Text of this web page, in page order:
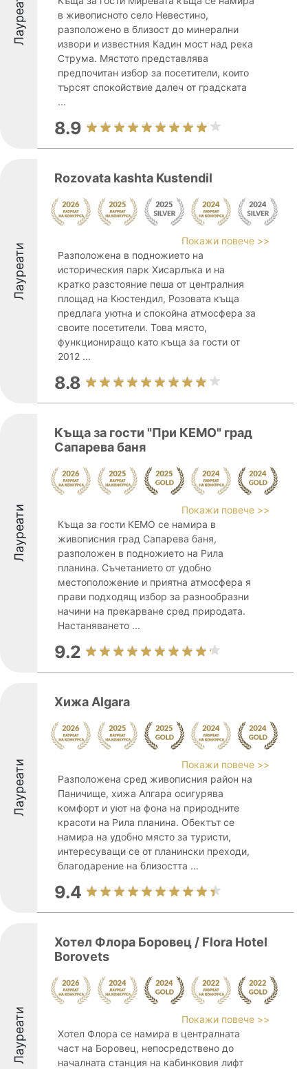
Лауреати
в живописното село Невестино,
разположено в близост до минерални
извори и известния Кадин мост над река
Струма. Мястото представлява
предпочитан избор за посетители, които
търсят спокойствие далеч от градската
...
8.9
Лауреати
Rozovata kashta Kustendil
Покажи повече >>
Разположена в подножието на
историческия парк Хисарлъка и на
кратко разстояние пеша от централния
площад на Кюстендил, Розовата къща
предлага уютна и спокойна атмосфера за
своите посетители. Това място,
функциониращо като къща за гости от
2012 ...
8.8
Лауреати
Къща за гости "При КЕМО" град
Сапарева баня
Покажи повече >>
Къща за гости КЕМО се намира в
живописния град Сапарева баня,
разположен в подножието на Рила
планина. Съчетанието от удобно
местоположение и приятна атмосфера я
прави подходящ избор за разнообразни
начини на прекарване сред природата.
Настаняването ...
9.2
Лауреати
Хижа Algara
Покажи повече >>
Разположена сред живописния район на
Паничище, хижа Алгара осигурява
комфорт и уют на фона на природните
красоти на Рила планина. Обектът се
намира на удобно място за туристи,
интересуващи се от планински преходи,
благодарение на близостта ...
9.4
Лауреати
Хотел Флора Боровец / Flora Hotel
Borovets
Покажи повече >>
Хотел Флора се намира в централната
част на Боровец, непосредствено до
началната станция на кабинковия лифт